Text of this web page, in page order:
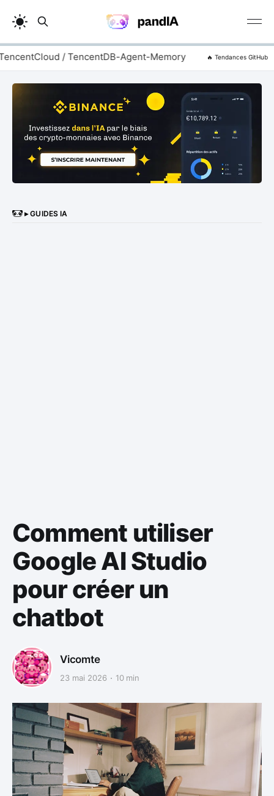
/ TencentDB-Agent-Memory zhaoxuya520 /
🔥 Tendances GitHub
▸ GUIDES IA
Comment utiliser
Google AI Studio
pour créer un
chatbot
Vicomte
23 mai 2026 10 min